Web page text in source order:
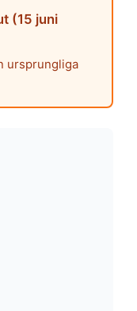
(15 juni
ursprungliga